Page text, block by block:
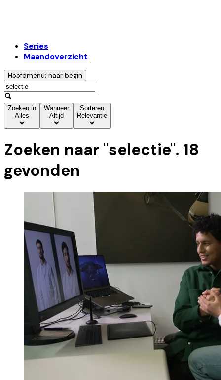
Series
Maandoverzicht
Hoofdmenu: naar begin
Zoeken in
Alles
Wanneer
Altijd
Sorteren
Relevantie
Zoeken naar "selectie". 18
gevonden